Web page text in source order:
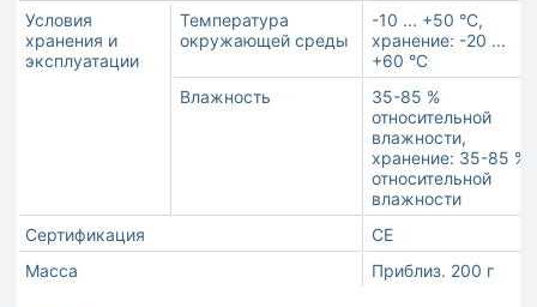
Условия
хранения и
эксплуатации
Температура
окружающей среды
-10 ... +50 °C,
хранение: -20 ...
+60 °C
Влажность
35-85 %
относительной
влажности,
хранение: 35-85 %
относительной
влажности
Сертификация
CE
Масса
Приблиз. 200 г